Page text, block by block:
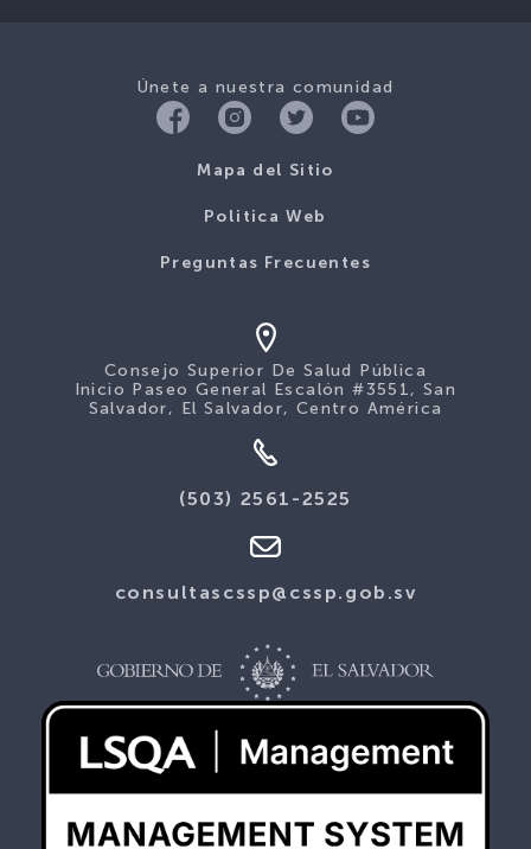
Únete a nuestra comunidad
Mapa del Sitio
Politica Web
Preguntas Frecuentes
Consejo Superior De Salud Pública
Inicio Paseo General Escalón #3551, San
Salvador, El Salvador, Centro América
(503) 2561-2525
consultascssp@cssp.gob.sv